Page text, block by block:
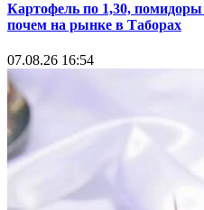
Картофель по 1,30,
почем на рынке в Таборах
07.08.26 16:54